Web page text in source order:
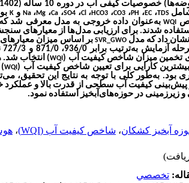
TDS،EC، PH، CO3، HCO3، Cl،SO4، Ca، Mg،Na و K
WQI
شدند. برای ارزیابی مدل‌ها از معیارهای
داد که مدلSVR_GWO بر اساس میزان معیارهای
تخمین میزان شاخص کیفیت آب ( WQI) انتخاب شد.
کارایی برای تعیین شاخص کیفیت آب ( WQI
)
بود. به‌طور کلی با توجه به نتایج این تحقیق،
و پیش‌بینی کیفیت آب سطحی از قدرت بالا و
در حوزه‌های‌آبخیز استفاده نمود.
آبخیز کشکان، شاخص کیفیت آب (WQI) ،
تخصصي